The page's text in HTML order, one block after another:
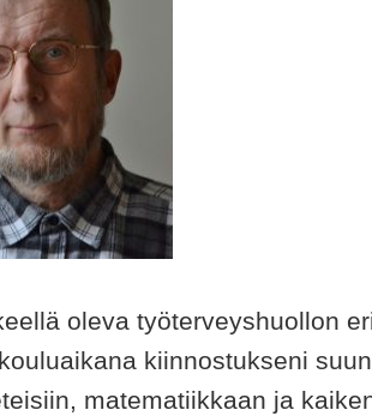
oleva työterveyshuollon
kiinnostukseni
matematiikkaan ja